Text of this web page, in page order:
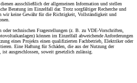
ausschließlich der allgemeinen Information und stellen
Beratung im Einzelfall dar. Trotz sorgfältiger Recherche und
wir keine Gewähr für die Richtigkeit, Vollständigkeit und
oder technischen Fragestellungen (z. B. zu VDE-Vorschriften,
können im Einzelfall abweichende Anforderungen
eines Projekts einen qualifizierten Fachbetrieb, Elektriker oder
Eine Haftung für Schäden, die aus der Nutzung der
ausgeschlossen, soweit gesetzlich zulässig.